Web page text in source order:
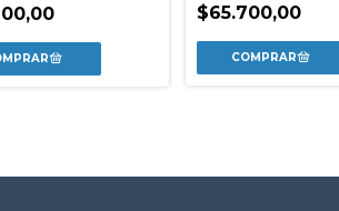
$65.700,00